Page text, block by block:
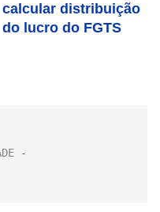
calcular distribuição
do lucro do FGTS